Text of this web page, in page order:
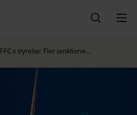
FFC:s styrelse: Fler sanktione…